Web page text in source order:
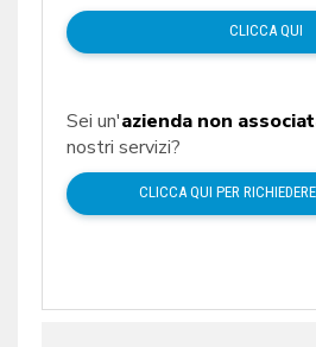
CLICCA QUI
Sei un'azienda non
nostri servizi?
CLICCA QUI PER